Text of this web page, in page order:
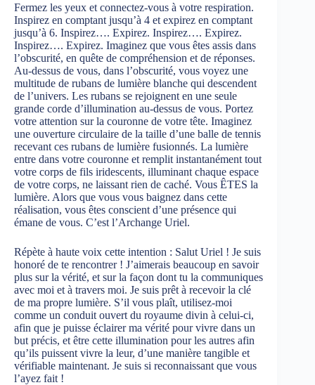
Fermez les yeux et connectez-vous à votre respiration.
Inspirez en comptant jusqu’à 4 et expirez en comptant
jusqu’à 6. Inspirez…. Expirez. Inspirez…. Expirez.
Inspirez…. Expirez. Imaginez que vous êtes assis dans
l’obscurité, en quête de compréhension et de réponses.
Au-dessus de vous, dans l’obscurité, vous voyez une
multitude de rubans de lumière blanche qui descendent
de l’univers. Les rubans se rejoignent en une seule
grande corde d’illumination au-dessus de vous. Portez
votre attention sur la couronne de votre tête. Imaginez
une ouverture circulaire de la taille d’une balle de tennis
recevant ces rubans de lumière fusionnés. La lumière
entre dans votre couronne et remplit instantanément tout
votre corps de fils iridescents, illuminant chaque espace
de votre corps, ne laissant rien de caché. Vous ÊTES la
lumière. Alors que vous vous baignez dans cette
réalisation, vous êtes conscient d’une présence qui
émane de vous. C’est l’Archange Uriel.
Répète à haute voix cette intention : Salut Uriel ! Je suis
honoré de te rencontrer ! J’aimerais beaucoup en savoir
plus sur la vérité, et sur la façon dont tu la communiques
avec moi et à travers moi. Je suis prêt à recevoir la clé
de ma propre lumière. S’il vous plaît, utilisez-moi
comme un conduit ouvert du royaume divin à celui-ci,
afin que je puisse éclairer ma vérité pour vivre dans un
but précis, et être cette illumination pour les autres afin
qu’ils puissent vivre la leur, d’une manière tangible et
vérifiable maintenant. Je suis si reconnaissant que vous
l’ayez fait !